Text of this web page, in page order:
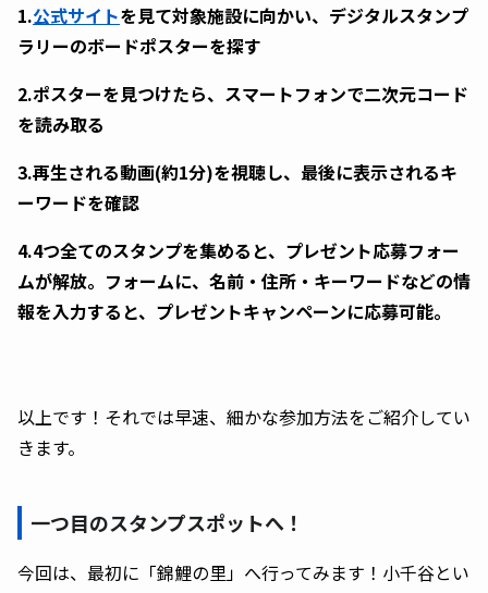
1.公式サイトを見て対象施設に向かい、デジタルスタンプ
ラリーのボードポスターを探す
2.ポスターを見つけたら、スマートフォンで二次元コード
を読み取る
3.再生される動画(約1分)を視聴し、最後に表示されるキ
ーワードを確認
4.4つ全てのスタンプを集めると、プレゼント応募フォー
ムが解放。フォームに、名前・住所・キーワードなどの情
報を入力すると、プレゼントキャンペーンに応募可能。
以上です！それでは早速、細かな参加方法をご紹介してい
きます。
一つ目のスタンプスポットへ！
今回は、最初に「錦鯉の里」へ行ってみます！小千谷とい